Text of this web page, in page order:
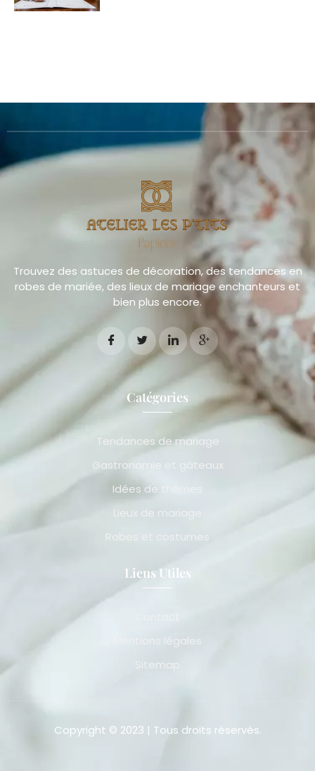
Trouvez des astuces de décoration, des tendances en
robes de mariée, des lieux de mariage enchanteurs et
bien plus encore.
Catégories
Tendances de mariage
Gastronomie et gâteaux
Idées de thèmes
Lieux de mariage
Robes et costumes
Liens Utiles
Mentions légales
Sitemap
Copyright © 2023 | Tous droits réservés.